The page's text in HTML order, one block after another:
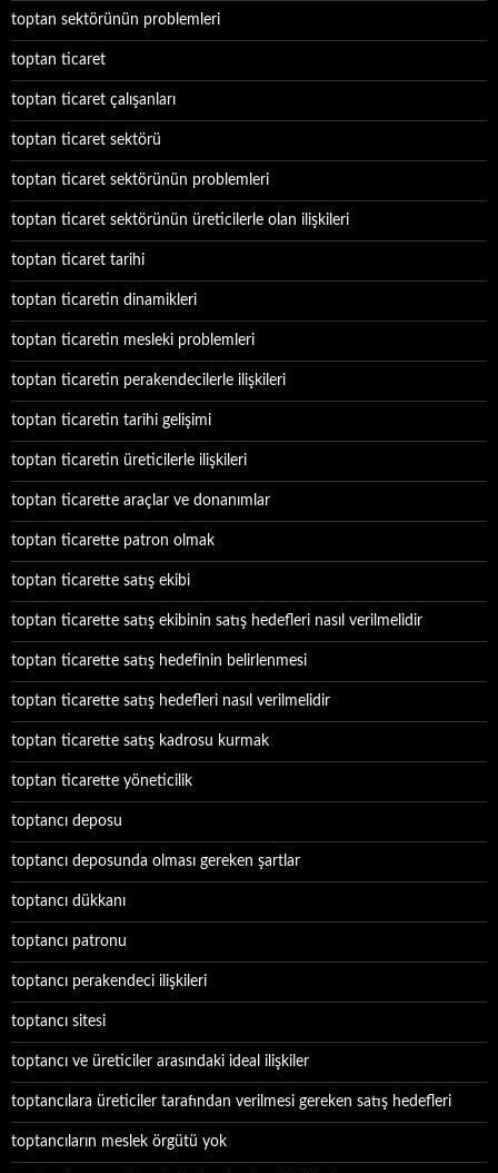
toptan sektörünün problemleri
toptan ticaret
toptan ticaret çalışanları
toptan ticaret sektörü
toptan ticaret sektörünün problemleri
toptan ticaret sektörünün üreticilerle olan ilişkileri
toptan ticaret tarihi
toptan ticaretin dinamikleri
toptan ticaretin mesleki problemleri
toptan ticaretin perakendecilerle ilişkileri
toptan ticaretin tarihi gelişimi
toptan ticaretin üreticilerle ilişkileri
toptan ticarette araçlar ve donanımlar
toptan ticarette patron olmak
toptan ticarette satış ekibi
toptan ticarette satış ekibinin satış hedefleri nasıl verilmelidir
toptan ticarette satış hedefinin belirlenmesi
toptan ticarette satış hedefleri nasıl verilmelidir
toptan ticarette satış kadrosu kurmak
toptan ticarette yöneticilik
toptancı deposu
toptancı deposunda olması gereken şartlar
toptancı dükkanı
toptancı patronu
toptancı perakendeci ilişkileri
toptancı sitesi
toptancı ve üreticiler arasındaki ideal ilişkiler
toptancılara üreticiler tarafından verilmesi gereken satış hedefleri
toptancıların meslek örgütü yok